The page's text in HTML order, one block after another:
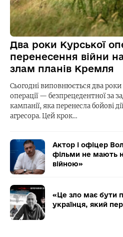
Два роки Курської
перенесення війни
злам планів Кремля
Сьогодні виповнюється два роки
операції — безпрецедентної за
кампанії, яка перенесла бойові
агресора. Цей крок…
Актор і офіцер
фільми не мають
війною»
«Це зло має бути
українця, який